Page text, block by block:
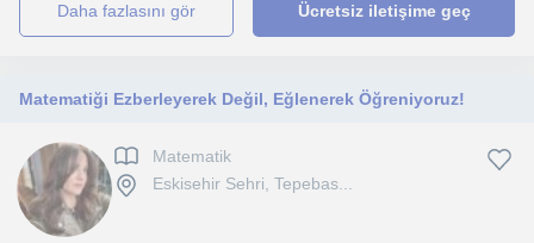
daha fazlasını gör Ücretsiz iletişime geç
Matematiği Ezberleyerek Değil, Eğlenerek Öğreniyoruz!
Matematik
Eskisehir Sehri, Tepebas...